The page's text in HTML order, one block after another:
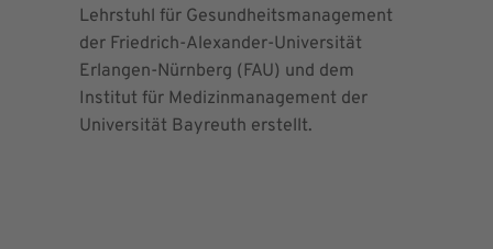
Lehrstuhl für Gesundheitsmanagement
der Friedrich-Alexander-Universität
Erlangen-Nürnberg (FAU) und dem
Institut für Medizinmanagement der
Universität Bayreuth erstellt.